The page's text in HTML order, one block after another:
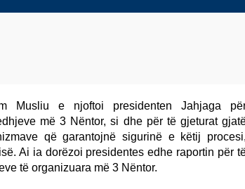
Musliu e njoftoi presidenten Jahjaga
më 3 Nëntor, si dhe për të gjeturat
që garantojnë sigurinë e këtij procesi,
Ai ia dorëzoi presidentes edhe raportin për
të organizuara më 3 Nëntor.